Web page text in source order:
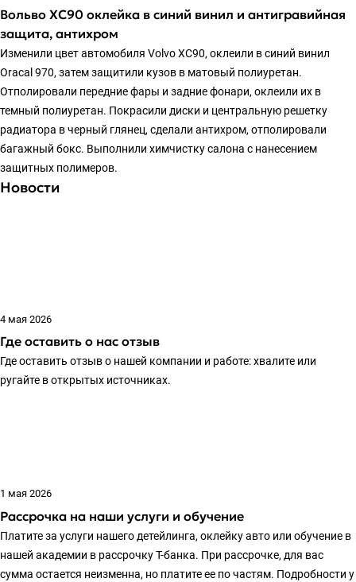
Вольво ХС90 оклейка в синий винил и антигравийная
защита, антихром
Изменили цвет автомобиля Volvo XC90, оклеили в синий винил
Oracal 970, затем защитили кузов в матовый полиуретан.
Отполировали передние фары и задние фонари, оклеили их в
темный полиуретан. Покрасили диски и центральную решетку
радиатора в черный глянец, сделали антихром, отполировали
багажный бокс. Выполнили химчистку салона с нанесением
защитных полимеров.
Новости
4 мая 2026
Где оставить о нас отзыв
Где оставить отзыв о нашей компании и работе: хвалите или
ругайте в открытых источниках.
1 мая 2026
Рассрочка на наши услуги и обучение
Платите за услуги нашего детейлинга, оклейку авто или обучение в
нашей академии в рассрочку Т-банка. При рассрочке, для вас
сумма остается неизменна, но платите ее по частям. Подробности у